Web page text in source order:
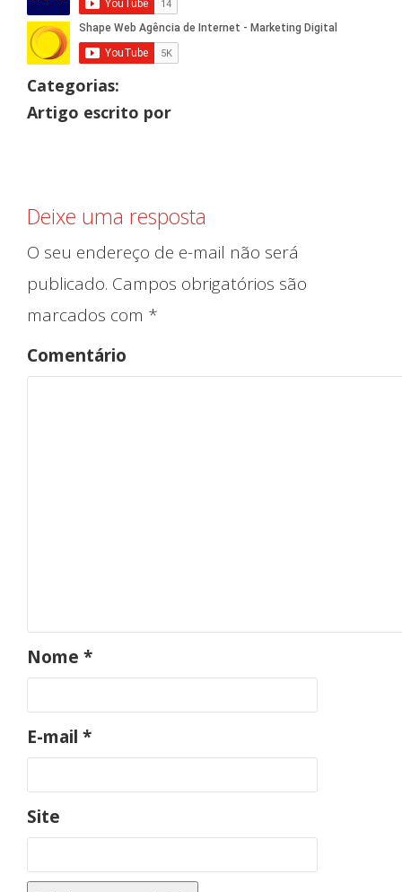
Categorias:
Artigo escrito por
Deixe uma resposta
O seu endereço de e-mail não será
publicado. Campos obrigatórios são
marcados com *
Comentário
Nome *
E-mail *
Site